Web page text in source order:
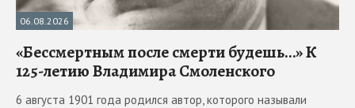
06.08.2026
«Бессмертным после смерти будешь…» К
125-летию Владимира Смоленского
6 августа 1901 года родился автор, которого называли